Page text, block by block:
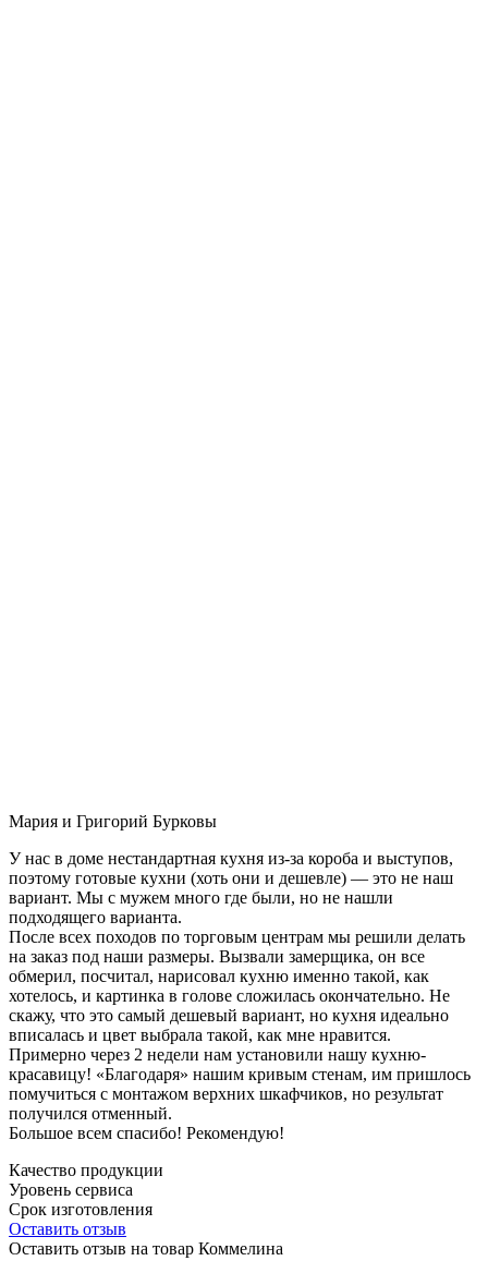
Мария и Григорий Бурковы
У нас в доме нестандартная кухня из-за короба и выступов,
поэтому готовые кухни (хоть они и дешевле) — это не наш
вариант. Мы с мужем много где были, но не нашли
подходящего варианта.
После всех походов по торговым центрам мы решили делать
на заказ под наши размеры. Вызвали замерщика, он все
обмерил, посчитал, нарисовал кухню именно такой, как
хотелось, и картинка в голове сложилась окончательно. Не
скажу, что это самый дешевый вариант, но кухня идеально
вписалась и цвет выбрала такой, как мне нравится.
Примерно через 2 недели нам установили нашу кухню-
красавицу! «Благодаря» нашим кривым стенам, им пришлось
помучиться с монтажом верхних шкафчиков, но результат
получился отменный.
Большое всем спасибо! Рекомендую!
Качество продукции
Уровень сервиса
Срок изготовления
Оставить отзыв
Оставить отзыв на товар Коммелина